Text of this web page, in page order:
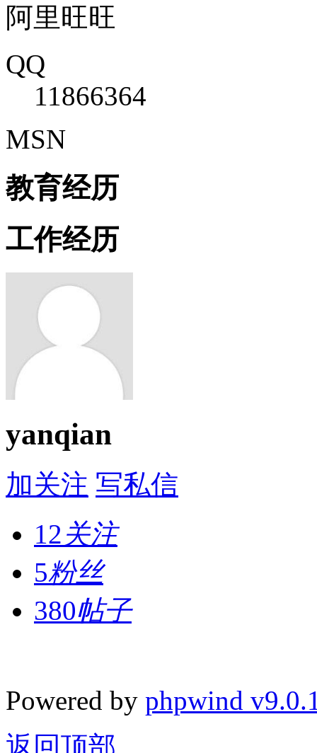
阿里旺旺
QQ
11866364
MSN
教育经历
工作经历
yanqian
加关注 写私信
12关注
5粉丝
380帖子
Powered by phpwind
返回顶部